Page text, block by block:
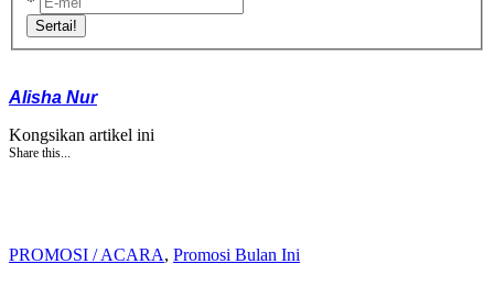
Sertai!
Alisha Nur
Kongsikan artikel ini
Share this...
PROMOSI / ACARA, Promosi Bulan Ini